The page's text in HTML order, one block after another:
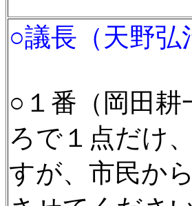
○議長（天野
○１番（岡田
ろで１点だけ
すが、市民か